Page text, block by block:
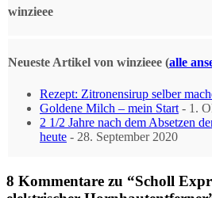
change
winzieee
Neueste Artikel von winzieee (alle
Rezept: Zitronensirup selber
Goldene Milch – mein Start - 1.
2 1/2 Jahre nach dem Absetzen
heute - 28. September 2020
8 Kommentare zu “Scholl